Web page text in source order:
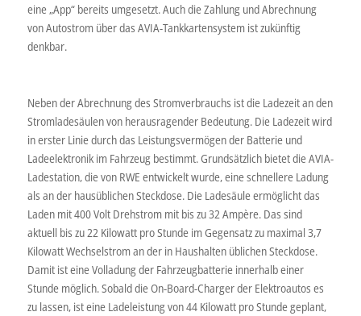
eine „App“ bereits umgesetzt. Auch die Zahlung und Abrechnung
von Autostrom über das AVIA-Tankkartensystem ist zukünftig
denkbar.
Neben der Abrechnung des Stromverbrauchs ist die Ladezeit an den
Stromladesäulen von herausragender Bedeutung. Die Ladezeit wird
in erster Linie durch das Leistungsvermögen der Batterie und
Ladeelektronik im Fahrzeug bestimmt. Grundsätzlich bietet die AVIA-
Ladestation, die von RWE entwickelt wurde, eine schnellere Ladung
als an der hausüblichen Steckdose. Die Ladesäule ermöglicht das
Laden mit 400 Volt Drehstrom mit bis zu 32 Ampère. Das sind
aktuell bis zu 22 Kilowatt pro Stunde im Gegensatz zu maximal 3,7
Kilowatt Wechselstrom an der in Haushalten üblichen Steckdose.
Damit ist eine Volladung der Fahrzeugbatterie innerhalb einer
Stunde möglich. Sobald die On-Board-Charger der Elektroautos es
zu lassen, ist eine Ladeleistung von 44 Kilowatt pro Stunde geplant,